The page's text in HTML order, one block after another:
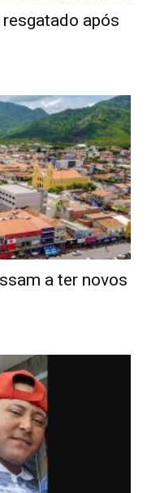
após
a ter novos